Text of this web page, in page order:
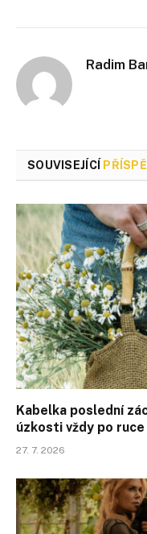
Radim
SOUVISEJÍCÍ
Kabelka poslední
úzkosti vždy po ruce
27. 7. 2026